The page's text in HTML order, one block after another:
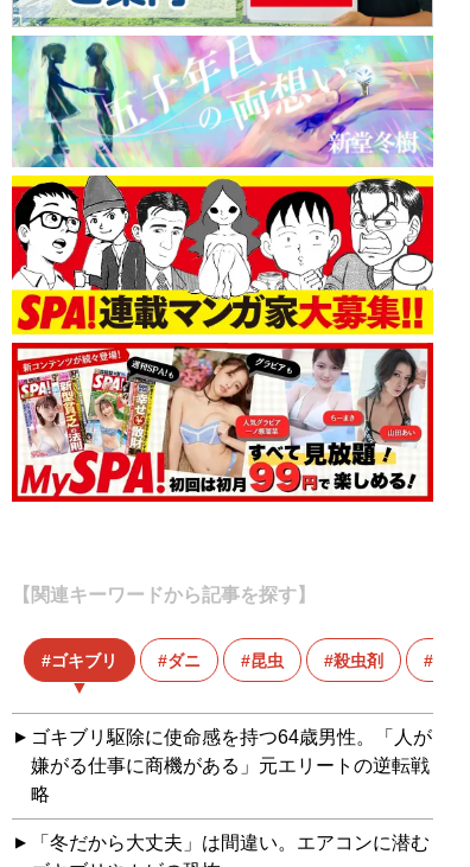
【関連キーワードから記事を探す】
ゴキブリ ダニ 昆虫 殺虫剤
ゴキブリ駆除に使命感を持つ64歳男性。「人が
嫌がる仕事に商機がある」元エリートの逆転戦
略
「冬だから大丈夫」は間違い。エアコンに潜む